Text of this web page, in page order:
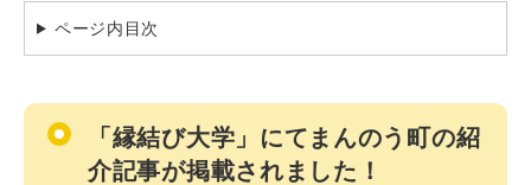
ページ内目次
「縁結び大学」にてまんのう町の紹
介記事が掲載されました！